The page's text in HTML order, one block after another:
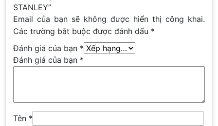
STANLEY”
Email của bạn sẽ không được hiển thị công khai.
Các trường bắt buộc được đánh dấu *
Đánh giá của bạn *
Đánh giá của bạn *
Tên *